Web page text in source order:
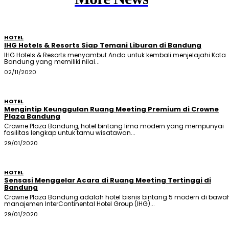
HOTEL
IHG Hotels & Resorts Siap Temani Liburan di Bandung
IHG Hotels & Resorts menyambut Anda untuk kembali menjelajahi Kota
Bandung yang memiliki nilai...
02/11/2020
HOTEL
Mengintip Keunggulan Ruang Meeting Premium di Crowne
Plaza Bandung
Crowne Plaza Bandung, hotel bintang lima modern yang mempunyai
fasilitas lengkap untuk tamu wisatawan...
29/01/2020
HOTEL
Sensasi Menggelar Acara di Ruang Meeting Tertinggi di
Bandung
Crowne Plaza Bandung adalah hotel bisnis bintang 5 modern di
manajemen InterContinental Hotel Group (IHG)...
29/01/2020